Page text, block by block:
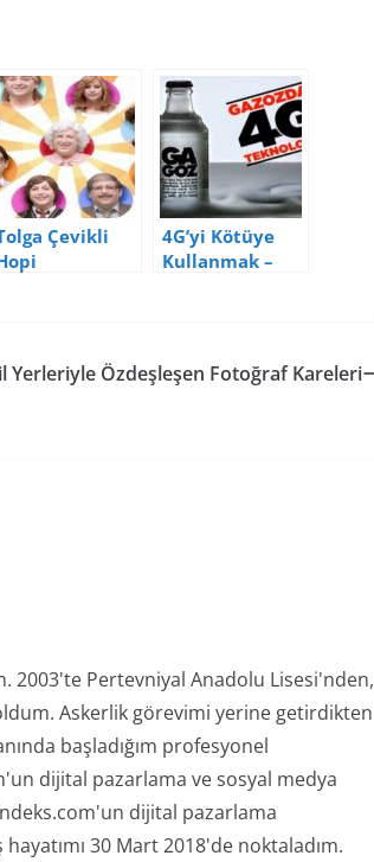
Çevikli
4G’yi Kötüye
Kullanmak –
Yerleriyle Özdeşleşen Fotoğraf Kareleri
2003'te Pertevniyal Anadolu Lisesi'nden,
Askerlik görevimi yerine getirdikten
başladığım profesyonel
dijital pazarlama ve sosyal medya
dijital pazarlama
30 Mart 2018'de noktaladım.